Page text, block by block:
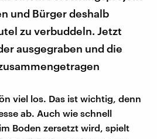
und Bürger deshalb
zu verbuddeln. Jetzt
ausgegraben und die
viel los. Das ist wichtig, denn
ab. Auch wie schnell
Boden zersetzt wird, spielt